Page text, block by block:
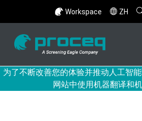
Workspace ZH
为了不断改善您的体验并推动人工智
网站中使用机器翻译和机